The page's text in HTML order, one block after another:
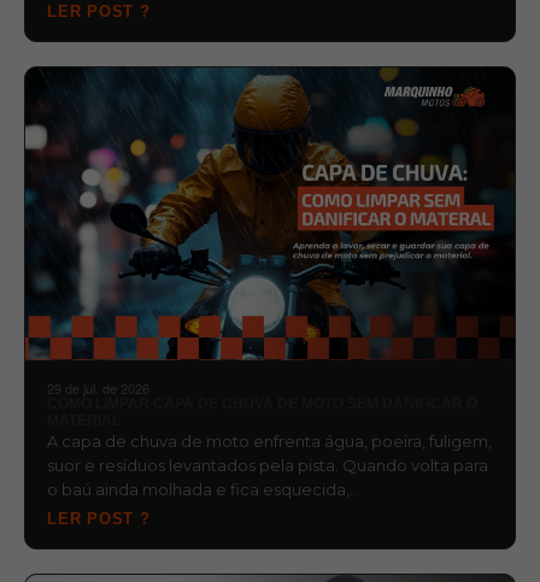
LER POST ?
29 de jul. de 2026
A capa de chuva de moto enfrenta água, poeira, fuligem,
suor e resíduos levantados pela pista. Quando volta para
o baú ainda molhada e fica esquecida,…
LER POST ?